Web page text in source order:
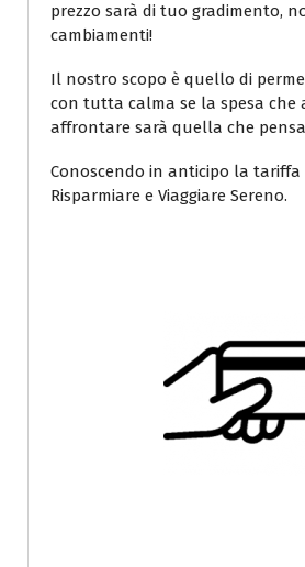
prezzo sarà di tuo gradimento,
cambiamenti!
Il nostro scopo è quello di
con tutta calma se la spesa che
affrontare sarà quella che
Conoscendo in anticipo la tariffa
Risparmiare e Viaggiare Sereno.